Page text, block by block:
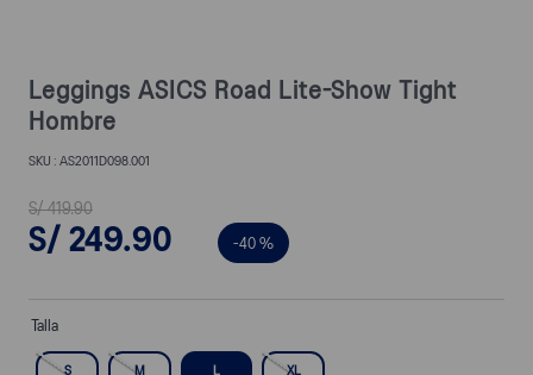
Leggings ASICS Road Lite-Show Tight
Hombre
AS2011D098.001
S/ 419.90
S/ 249.90 -40 %
Talla
S M L XL